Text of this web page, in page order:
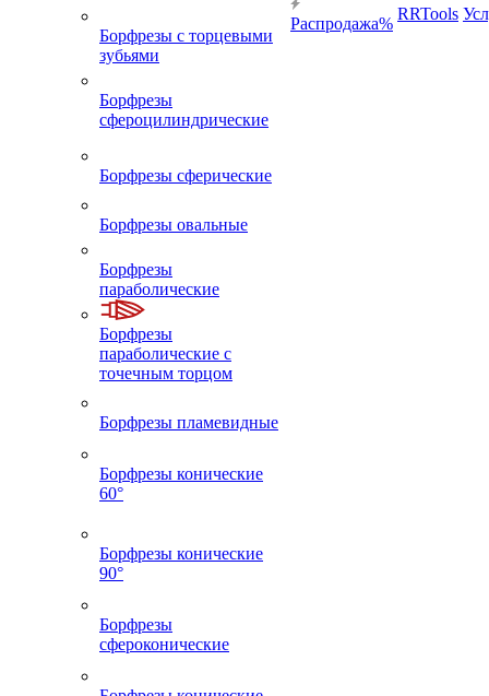
Борфрезы с торцевыми
зубьями
Борфрезы
сфероцилиндрические
Борфрезы сферические
Борфрезы овальные
Борфрезы
параболические
Борфрезы
параболические с
точечным торцом
Борфрезы пламевидные
Борфрезы конические
60°
Борфрезы конические
90°
Борфрезы
сфероконические
Распродажа%
RRTools